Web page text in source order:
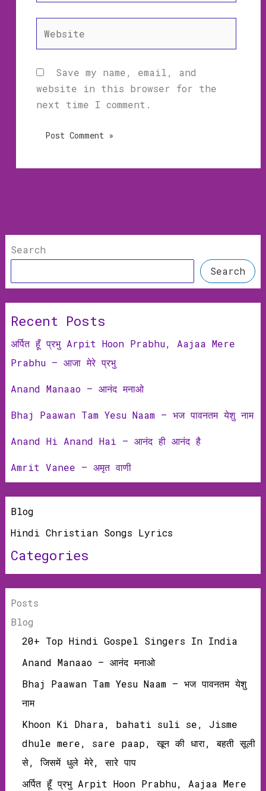
Save my name, email, and
website in this browser for the
next time I comment.
Search
Search
Recent Posts
अर्पित हूँ प्रभु Arpit Hoon Prabhu, Aajaa Mere
Prabhu – आजा मेरे प्रभु
Anand Manaao – आनंद मनाओ
Bhaj Paawan Tam Yesu Naam – भज पावनतम येशु नाम
Anand Hi Anand Hai – आनंद ही आनंद है
Amrit Vanee – अमृत वाणी
Blog
Hindi Christian Songs Lyrics
Categories
Posts
Blog
20+ Top Hindi Gospel Singers In India
Anand Manaao – आनंद मनाओ
Bhaj Paawan Tam Yesu Naam – भज पावनतम येशु
नाम
Khoon Ki Dhara, bahati suli se, Jisme
dhule mere, sare paap, खून की धारा, बहती सूली
से, जिसमें धुले मेरे, सारे पाप
अर्पित हूँ प्रभु Arpit Hoon Prabhu, Aajaa Mere